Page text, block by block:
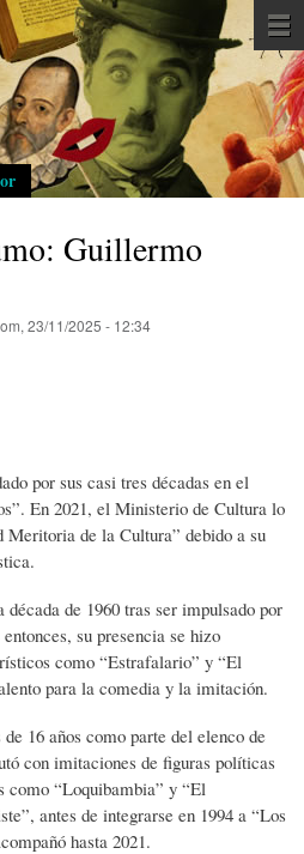
Pasar
al
contenido
principal
Guillermo
23/11/2025 - 12:34
por sus casi tres décadas en el
En 2021, el Ministerio de Cultura lo
Meritoria de la Cultura” debido a su
de 1960 tras ser impulsado por
su presencia se hizo
como “Estrafalario” y “El
para la comedia y la imitación.
16 años como parte del elenco de
con imitaciones de figuras políticas
como “Loquibambia” y “El
antes de integrarse en 1994 a “Los
hasta 2021.